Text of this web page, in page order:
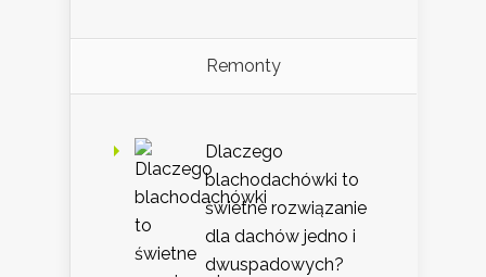
Remonty
Dlaczego
blachodachówki to
świetne rozwiązanie
dla dachów jedno i
dwuspadowych?